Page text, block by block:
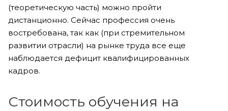
(теоретическую часть) можно пройти
дистанционно. Сейчас профессия очень
востребована, так как (при стремительном
развитии отрасли) на рынке труда все еще
наблюдается дефицит квалифицированных
кадров.
Стоимость обучения на